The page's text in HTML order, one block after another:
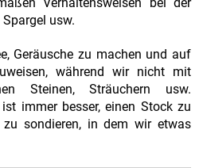
usw.
Geräusche zu machen und auf
während wir nicht mit
Steinen, Sträuchern usw.
immer besser, einen Stock zu
zu sondieren, in dem wir etwas